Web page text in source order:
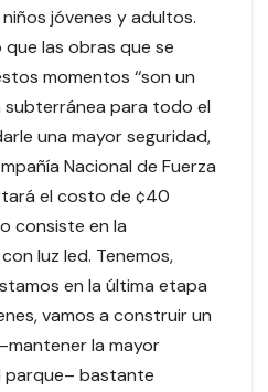
jóvenes y adultos.
las obras que se
momentos ‘‘son un
subterránea para todo el
una mayor seguridad,
Nacional de Fuerza
el costo de ¢40
consiste en la
luz led. Tenemos,
en la última etapa
vamos a construir un
la mayor
parque– bastante